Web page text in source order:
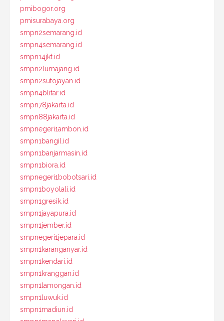
pmibogor.org
pmisurabaya.org
smpn2semarang.id
smpn4semarang.id
smpn14jkt.id
smpn2lumajang.id
smpn2sutojayan.id
smpn4blitar.id
smpn78jakarta.id
smpn88jakarta.id
smpnegeri1ambon.id
smpn1bangil.id
smpn1banjarmasin.id
smpn1biora.id
smpnegeri1bobotsari.id
smpn1boyolali.id
smpn1gresik.id
smpn1jayapura.id
smpn1jember.id
smpnegeri1jepara.id
smpn1karanganyar.id
smpn1kendari.id
smpn1kranggan.id
smpn1lamongan.id
smpn1luwuk.id
smpn1madiun.id